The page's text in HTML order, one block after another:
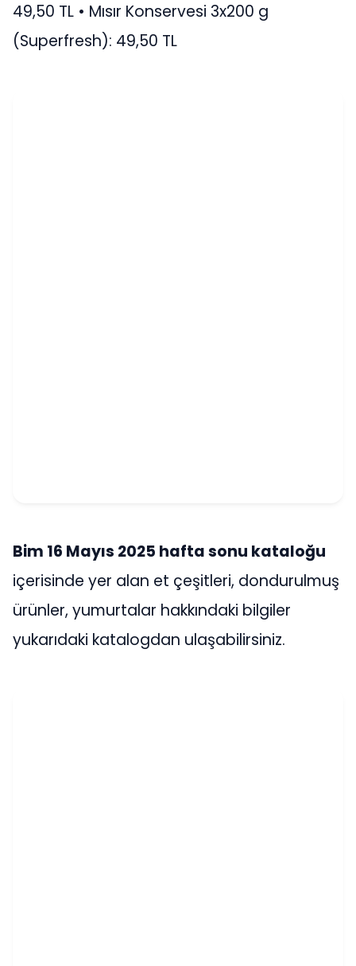
49,50 TL • Mısır Konservesi 3x200 g
(Superfresh): 49,50 TL
Bim 16 Mayıs 2025 hafta sonu kataloğu
içerisinde yer alan et çeşitleri, dondurulmuş
ürünler, yumurtalar hakkındaki bilgiler
yukarıdaki katalogdan ulaşabilirsiniz.